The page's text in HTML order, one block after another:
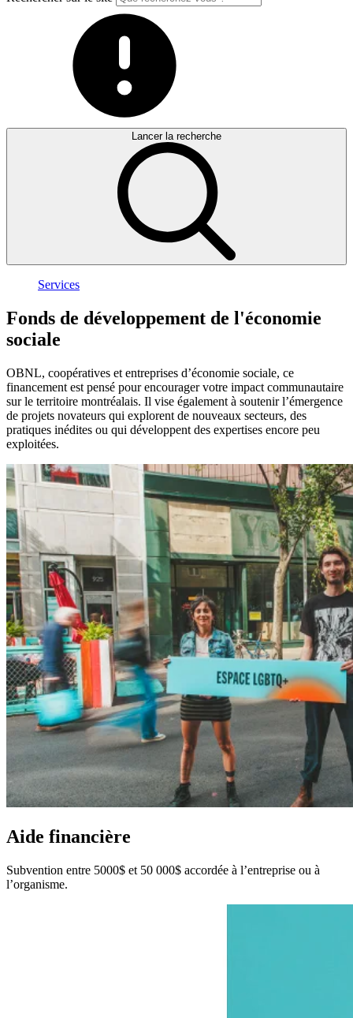
Lancer la recherche
Services
Fonds de développement de l'économie
sociale
OBNL, coopératives et entreprises d’économie sociale, ce
financement est pensé pour encourager votre impact communautaire
sur le territoire montréalais. Il vise également à soutenir l’émergence
de projets novateurs qui explorent de nouveaux secteurs, des
pratiques inédites ou qui développent des expertises encore peu
exploitées.
Aide financière
Subvention entre 5000$ et 50 000$ accordée à l’entreprise ou à
l’organisme.